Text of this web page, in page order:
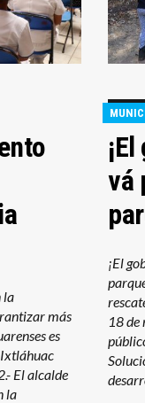
la
más
es
Ixtláhuac
El alcalde
la
vá
¡El
18 de